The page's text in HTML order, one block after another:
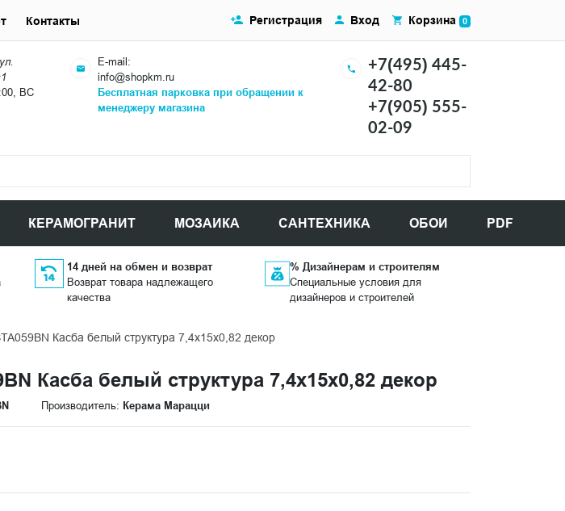
ВС
E-mail:
info@shopkm.ru
Бесплатная парковка при обращении к
менеджеру магазина
+7(495) 445-
42-80
+7(905) 555-
02-09
КЕРАМОГРАНИТ МОЗАИКА САНТЕХНИКА ОБОИ PDF
Регистрация Вход Корзина 0
Контакты
14 дней на обмен и возврат
Возврат товара надлежащего
качества
% Дизайнерам и строителям
Специальные условия для
дизайнеров и строителей
Касба белый структура 7,4x15x0,82 декор
Касба белый структура 7,4x15x0,82 декор
Производитель: Керама Марацци